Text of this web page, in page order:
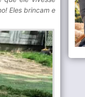
Eles brincam e